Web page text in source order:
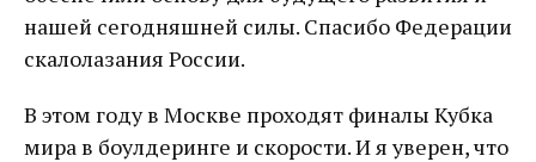
нашей сегодняшней силы. Спасибо Федерации
скалолазания России.
В этом году в Москве проходят финалы Кубка
мира в боулдеринге и скорости. И я уверен, что